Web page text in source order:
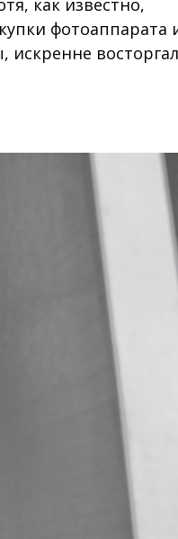
как известно,
фотоаппарата
искренне